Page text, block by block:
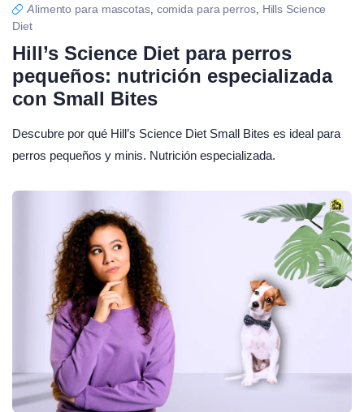
Alimento para mascotas, comida para perros, Hills Science
Diet
Hill’s Science Diet para perros
pequeños: nutrición especializada
con Small Bites
Descubre por qué Hill’s Science Diet Small Bites es ideal para
perros pequeños y minis. Nutrición especializada.